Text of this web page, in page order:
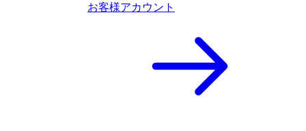
お客様アカウント